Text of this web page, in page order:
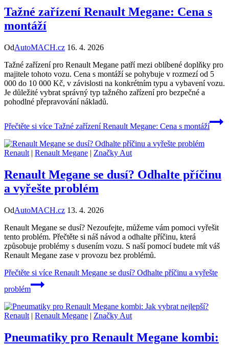
Tažné zařízení Renault Megane: Cena s
montáží
OdAutoMACH.cz 16. 4. 2026
Tažné zařízení pro Renault Megane patří mezi oblíbené doplňky pro
majitele tohoto vozu. Cena s montáží se pohybuje v rozmezí od 5
000 do 10 000 Kč, v závislosti na konkrétním typu a vybavení vozu.
Je důležité vybrat správný typ tažného zařízení pro bezpečné a
pohodlné přepravování nákladů.
Přečtěte si více Tažné zařízení Renault Megane: Cena s montáží
Renault | Renault Megane | Značky Aut
Renault Megane se dusí? Odhalte příčinu
a vyřešte problém
OdAutoMACH.cz 13. 4. 2026
Renault Megane se dusí? Nezoufejte, můžeme vám pomoci vyřešit
tento problém. Přečtěte si náš návod a odhalte příčinu, která
způsobuje problémy s dusením vozu. S naší pomocí budete mít váš
Renault Megane zase v provozu bez problémů.
Přečtěte si více Renault Megane se dusí? Odhalte příčinu a vyřešte
problém
Renault | Renault Megane | Značky Aut
Pneumatiky pro Renault Megane kombi: